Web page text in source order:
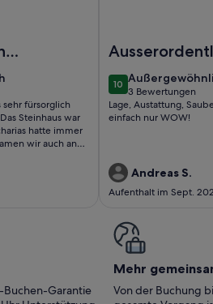
fürsorglich
Steinhaus war
hatte immer
wir auch an
Käse ist und
sind so
für die
1010 von 10
3 Bewertungen
(3
bewertungen)
Lage, Austattung,
einfach nur WOW!
Andreas S.
Aufenthalt im Sept.
Garantie
Mehr
Von der Buchung